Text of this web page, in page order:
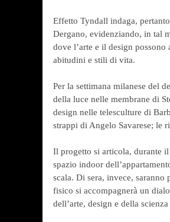
Effetto Tyndall indaga,
Dergano, evidenziando, in tal
dove l’arte e il design
abitudini e stili di vita.
Per la settimana milanese del
della luce nelle membrane di
design nelle telesculture di
strappi di Angelo Savarese; le
Il progetto si articola, durante
spazio indoor
scala. Di sera, invece, saranno
fisico si accompagnerà un
dell’arte, design e della